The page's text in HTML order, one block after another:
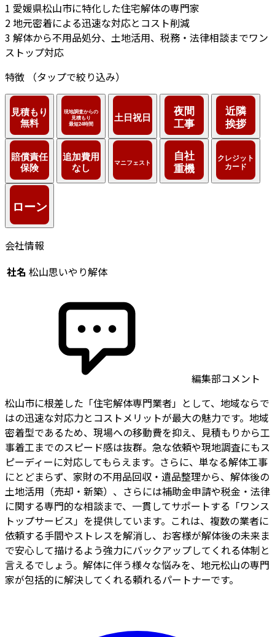
1 愛媛県松山市に特化した住宅解体の専門家
2地元密着による迅速な対応とコスト削減
3 解体から不用品処分、土地活用、税務・法律相談までワン
ストップ対応
特徴
（タップで絞り込み）
会社情報
社名 松山思いやり解体
編集部コメント
松山市に根差した「住宅解体専門業者」として、地域ならで
はの迅速な対応力とコストメリットが最大の魅力です。地域
密着型であるため、現場への移動費を抑え、見積もりから工
事着工までのスピード感は抜群。急な依頼や現地調査にもス
ピーディーに対応してもらえます。さらに、単なる解体工事
にとどまらず、家財の不用品回収・遺品整理から、解体後の
土地活用（売却・新築）、さらには補助金申請や税金・法律
に関する専門的な相談まで、一貫してサポートする「ワンス
トップサービス」を提供しています。これは、複数の業者に
依頼する手間やストレスを解消し、お客様が解体後の未来ま
で安心して描けるよう強力にバックアップしてくれる体制と
言えるでしょう。解体に伴う様々な悩みを、地元松山の専門
家が包括的に解決してくれる頼れるパートナーです。